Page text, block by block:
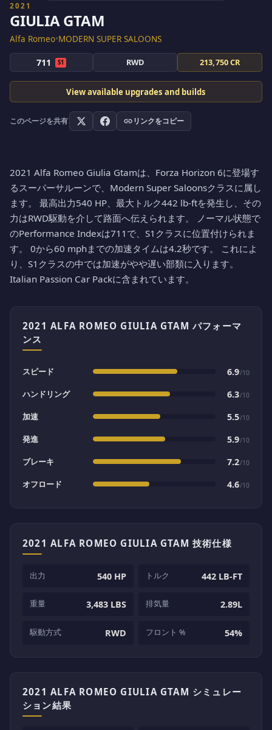
2021
GIULIA GTAM
Alfa Romeo•MODERN SUPER SALOONS
711 S1 RWD 213,750 CR
View available upgrades and builds
このページを共有 リンクをコピー
2021 Alfa Romeo Giulia Gtamは、Forza Horizon 6に登場す
るスーパーサルーンで、Modern Super Saloonsクラスに属し
ます。 最高出力540 HP、最大トルク442 lb-ftを発生し、その
力はRWD駆動を介して路面へ伝えられます。 ノーマル状態で
のPerformance Indexは711で、S1クラスに位置付けられま
す。 0から60 mphまでの加速タイムは4.2秒です。 これによ
り、S1クラスの中では加速がやや遅い部類に入ります。
Italian Passion Car Packに含まれています。
2021 ALFA ROMEO GIULIA GTAM パフォーマ
ンス
スピード 6.9/10
ハンドリング 6.3/10
加速 5.5/10
発進 5.9/10
ブレーキ 7.2/10
オフロード 4.6/10
2021 ALFA ROMEO GIULIA GTAM 技術仕様
出力 540 HP トルク 442 LB-FT
重量 3,483 LBS 排気量 2.89L
駆動方式 RWD フロント % 54%
2021 ALFA ROMEO GIULIA GTAM シミュレー
ション結果